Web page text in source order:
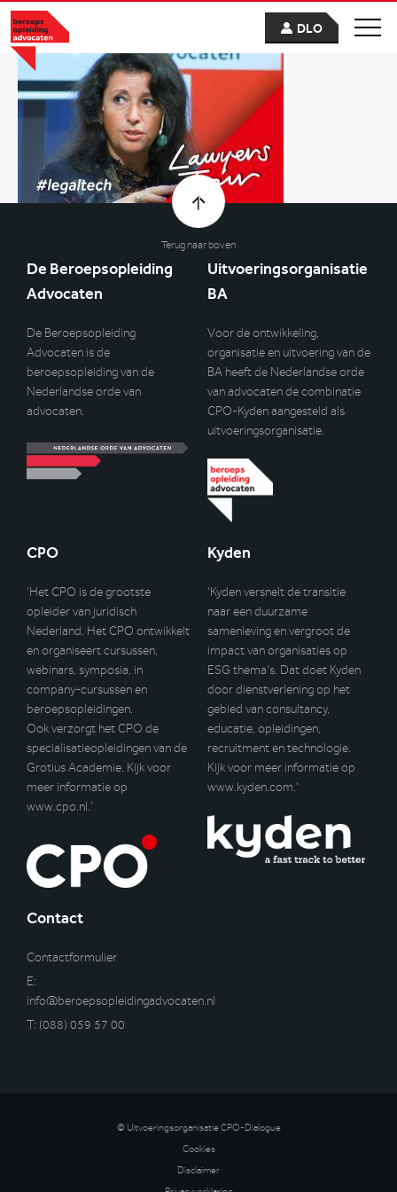
DLO
Terug naar boven
De Beroepsopleiding
Advocaten
De Beroepsopleiding
Advocaten is de
beroepsopleiding van de
Nederlandse orde van
advocaten.
Uitvoeringsorganisatie
BA
Voor de ontwikkeling,
organisatie en uitvoering van de
BA heeft de Nederlandse orde
van advocaten de combinatie
CPO-Kyden aangesteld als
uitvoeringsorganisatie.
CPO
‘Het CPO is de grootste
opleider van juridisch
Nederland. Het CPO ontwikkelt
en organiseert cursussen,
webinars, symposia, in
company-cursussen en
beroepsopleidingen.
Ook verzorgt het CPO de
specialisatieopleidingen van de
Grotius Academie. Kijk voor
meer informatie op
www.cpo.nl.’
Kyden
‘Kyden versnelt de transitie
naar een duurzame
samenleving en vergroot de
impact van organisaties op
ESG thema’s. Dat doet Kyden
door dienstverlening op het
gebied van consultancy,
educatie, opleidingen,
recruitment en technologie.
Kijk voor meer informatie op
www.kyden.com.’
Contact
Contactformulier
E:
info@beroepsopleidingadvocaten.nl
T: (088) 059 57 00
© Uitvoeringsorganisatie CPO-Dialogue
Cookies
Disclaimer